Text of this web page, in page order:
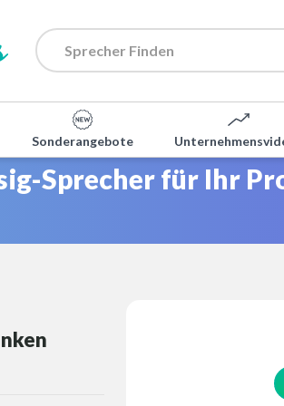
Sonderangebote
Sprecher für Ihr